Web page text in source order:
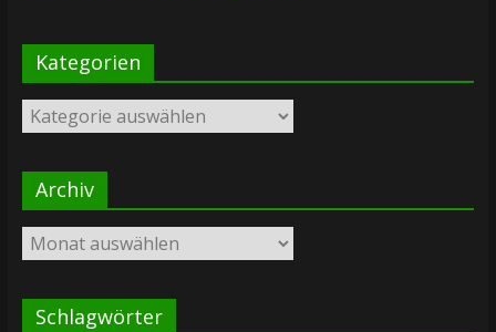
Kategorien
Kategorien
Archiv
Archiv
Schlagwörter